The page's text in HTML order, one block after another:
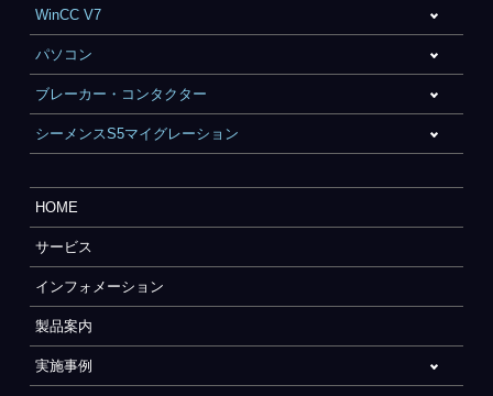
WinCC V7
パソコン
ブレーカー・コンタクター
シーメンスS5マイグレーション
HOME
サービス
インフォメーション
製品案内
実施事例